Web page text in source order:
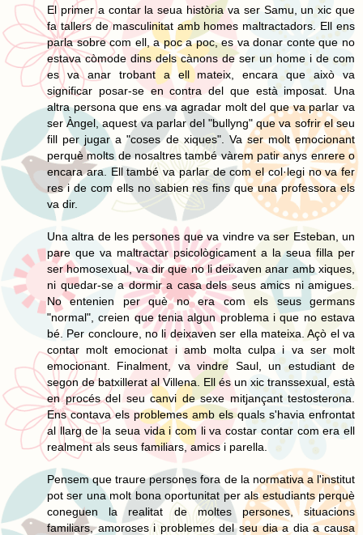
El primer a contar la seua història va ser Samu, un xic que
fa tallers de masculinitat amb homes maltractadors. Ell ens
parla sobre com ell, a poc a poc, es va donar conte que no
estava còmode dins dels cànons de ser un home i de com
es va anar trobant a ell mateix, encara que això va
significar posar-se en contra del que està imposat. Una
altra persona que ens va agradar molt del que va parlar va
ser Àngel, aquest va parlar del "bullyng" que va sofrir el seu
fill per jugar a "coses de xiques". Va ser molt emocionant
perquè molts de nosaltres també vàrem patir anys enrere o
encara ara. Ell també va parlar de com el col·legi no va fer
res i de com ells no sabien res fins que una professora els
va dir.
Una altra de les persones que va vindre va ser Esteban, un
pare que va maltractar psicològicament a la seua filla per
ser homosexual, va dir que no li deixaven anar amb xiques,
ni quedar-se a dormir a casa dels seus amics ni amigues.
No entenien per què no era com els seus germans
"normal", creien que tenia algun problema i que no estava
bé. Per concloure, no li deixaven ser ella mateixa. Açò el va
contar molt emocionat i amb molta culpa i va ser molt
emocionant. Finalment, va vindre Saul, un estudiant de
segon de batxillerat al Villena. Ell és un xic transsexual, està
en procés del seu canvi de sexe mitjançant testosterona.
Ens contava els problemes amb els quals s'havia enfrontat
al llarg de la seua vida i com li va costar contar com era ell
realment als seus familiars, amics i parella.
Pensem que traure persones fora de la normativa a l'institut
pot ser una molt bona oportunitat per als estudiants perquè
coneguen la realitat de moltes persones, situacions
familiars, amoroses i problemes del seu dia a dia a causa